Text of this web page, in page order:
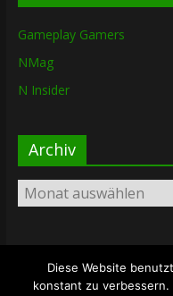
Gameplay Gamers
NMag
N Insider
Archiv
Archiv
Copyright © 2026The
Diese Website
konstant zu